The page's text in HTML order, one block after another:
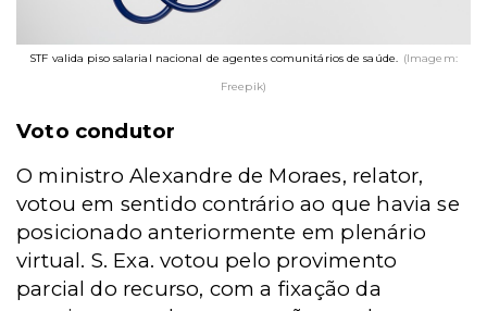
STF valida piso salarial nacional de agentes comunitários de saúde. (Imagem:
Freepik)
Voto condutor
O ministro Alexandre de Moraes, relator,
votou em sentido contrário ao que havia se
posicionado anteriormente em plenário
virtual. S. Exa. votou pelo provimento
parcial do recurso, com a fixação da